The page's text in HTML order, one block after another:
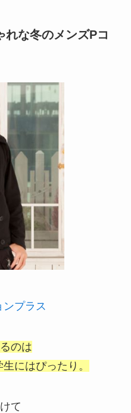
れな冬のメンズPコ
ンプラス
のは
にはぴったり。
て